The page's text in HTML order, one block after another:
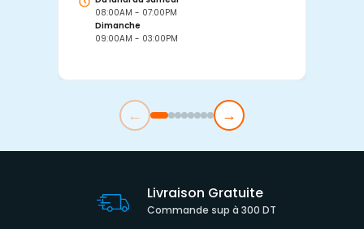
08:00AM - 07:00PM
Dimanche
09:00AM - 03:00PM
← →
Livraison Gratuite
Commande sup à 300 DT